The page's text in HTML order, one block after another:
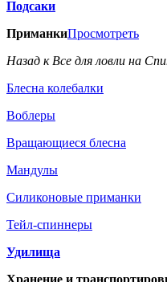
Подсаки
ПриманкиПросмотреть
Назад к Все для ловли на
Блесна колебалки
Воблеры
Вращающиеся блесна
Мандулы
Силиконовые приманки
Тейл-спиннеры
Удилища
Хранение и